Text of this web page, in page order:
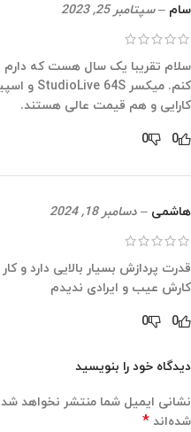
سام – سپتامبر 25, 2023
سلام تقریبا یک سال هست که
کارایی و هم قیمت عالی هستند.
0
0
هاشمی – دسامبر 18, 2024
قدرت پردازش بسیار بالایی دارد و
کارش عیب و ایرادی ندیدم
0
0
دیدگاه خود را بنویسید
نشانی ایمیل شما منتشر نخواهد
شده‌اند *